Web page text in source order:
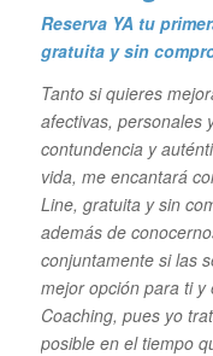
Reserva YA tu
gratuita y sin
Tanto si quieres
afectivas, personales
contundencia y
vida, me encantará
Line, gratuita y sin
además de
conjuntamente si las
mejor opción para ti
Coaching, pues yo
posible en el tiempo